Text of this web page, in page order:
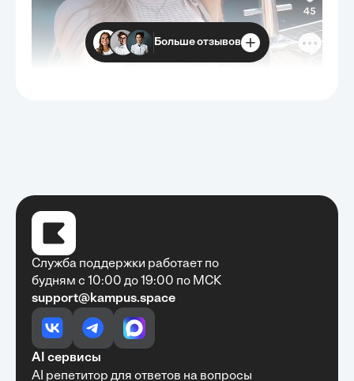
Очень быстро, недорого, качественно,
доступно
Алексей Антонов•27 мая, 2025
Обучение с Кампус Хаб — очень экономит
Больше отзывов
Служба поддержки работает по
будням с 10:00 до 19:00 по МСК
support@kampus.space
AI сервисы
AI репетитор для ответов на вопросы